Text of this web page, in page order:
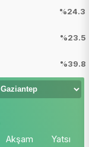
%24.3
%23.5
%39.8
Akşam Yatsı